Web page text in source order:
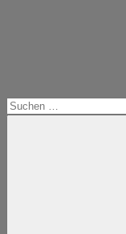
Suchen
nach: